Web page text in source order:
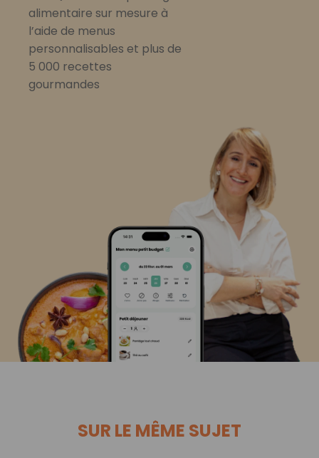
alimentaire sur mesure à
l’aide de menus
personnalisables et plus de
5 000 recettes
gourmandes
SUR LE MÊME SUJET